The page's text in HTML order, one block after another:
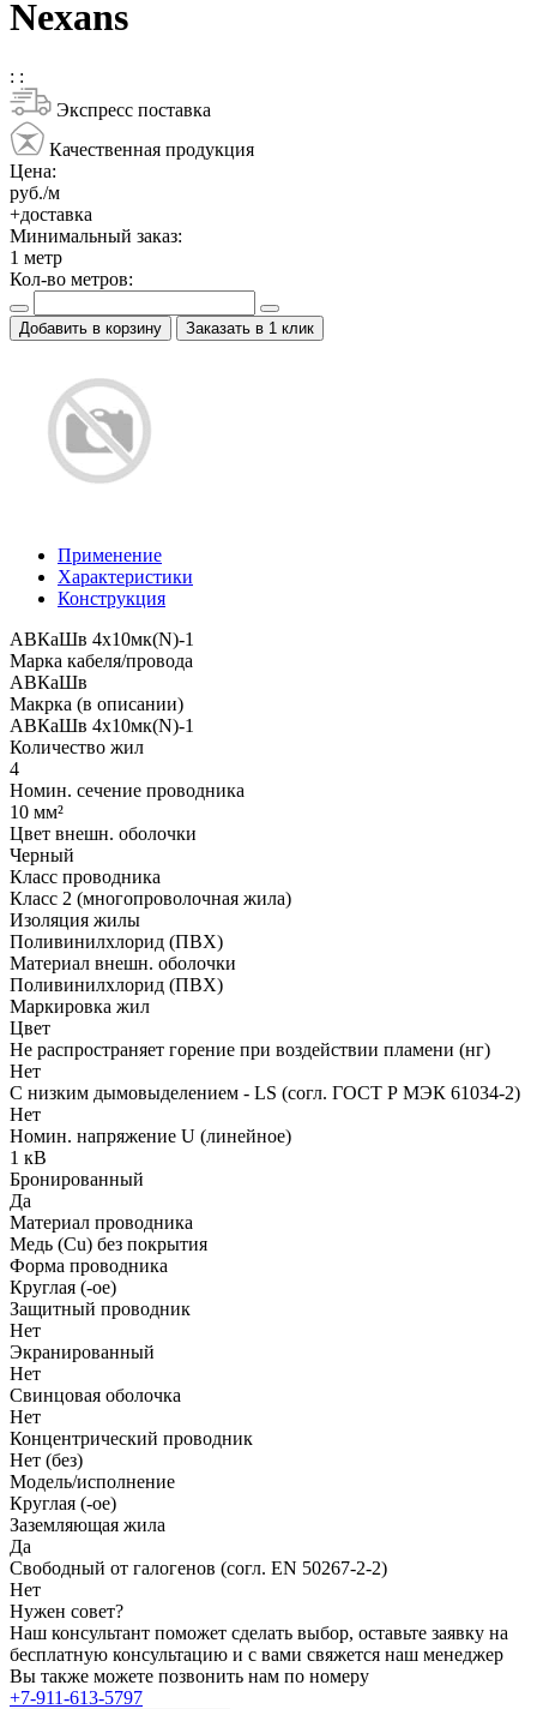
Nexans
: :
Экспресс поставка
Качественная продукция
Цена:
руб./м
+доставка
Минимальный заказ:
1 метр
Кол-во метров:
Добавить в корзину Заказать в 1 клик
Применение
Характеристики
Конструкция
АВКаШв 4x10мк(N)-1
Марка кабеля/провода
АВКаШв
Макрка (в описании)
АВКаШв 4x10мк(N)-1
Количество жил
4
Номин. сечение проводника
10 мм²
Цвет внешн. оболочки
Черный
Класс проводника
Класс 2 (многопроволочная жила)
Изоляция жилы
Поливинилхлорид (ПВХ)
Материал внешн. оболочки
Поливинилхлорид (ПВХ)
Маркировка жил
Цвет
Не распространяет горение при воздействии пламени (нг)
Нет
С низким дымовыделением - LS (согл. ГОСТ Р МЭК 61034-2)
Нет
Номин. напряжение U (линейное)
1 кВ
Бронированный
Да
Материал проводника
Медь (Cu) без покрытия
Форма проводника
Круглая (-ое)
Защитный проводник
Нет
Экранированный
Нет
Свинцовая оболочка
Нет
Концентрический проводник
Нет (без)
Модель/исполнение
Круглая (-ое)
Заземляющая жила
Да
Свободный от галогенов (согл. EN 50267-2-2)
Нет
Нужен совет?
Наш консультант поможет сделать выбор, оставьте заявку на
бесплатную консультацию и с вами свяжется наш менеджер
Вы также можете позвонить нам по номеру
+7-911-613-5797